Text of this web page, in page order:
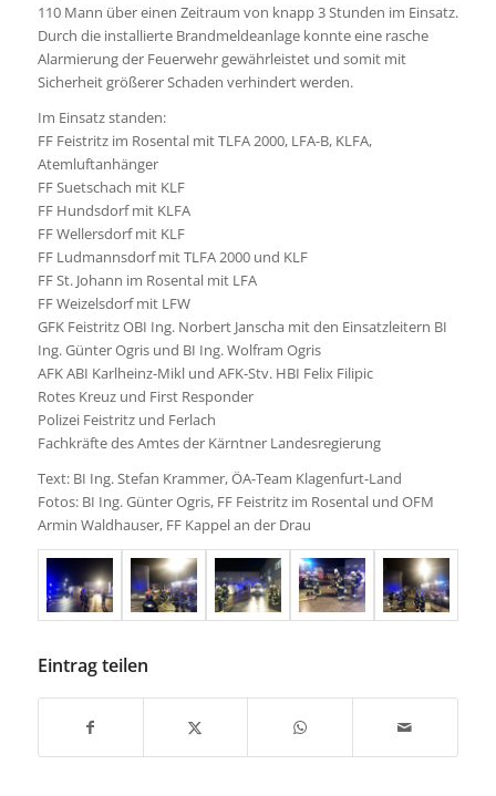
110 Mann über einen Zeitraum von knapp 3 Stunden im Einsatz.
Durch die installierte Brandmeldeanlage konnte eine rasche
Alarmierung der Feuerwehr gewährleistet und somit mit
Sicherheit größerer Schaden verhindert werden.
Im Einsatz standen:
FF Feistritz im Rosental mit TLFA 2000, LFA-B, KLFA,
Atemluftanhänger
FF Suetschach mit KLF
FF Hundsdorf mit KLFA
FF Wellersdorf mit KLF
FF Ludmannsdorf mit TLFA 2000 und KLF
FF St. Johann im Rosental mit LFA
FF Weizelsdorf mit LFW
GFK Feistritz OBI Ing. Norbert Janscha mit den Einsatzleitern BI
Ing. Günter Ogris und BI Ing. Wolfram Ogris
AFK ABI Karlheinz-Mikl und AFK-Stv. HBI Felix Filipic
Rotes Kreuz und First Responder
Polizei Feistritz und Ferlach
Fachkräfte des Amtes der Kärntner Landesregierung
Text: BI Ing. Stefan Krammer, ÖA-Team Klagenfurt-Land
Fotos: BI Ing. Günter Ogris, FF Feistritz im Rosental und OFM
Armin Waldhauser, FF Kappel an der Drau
Eintrag teilen